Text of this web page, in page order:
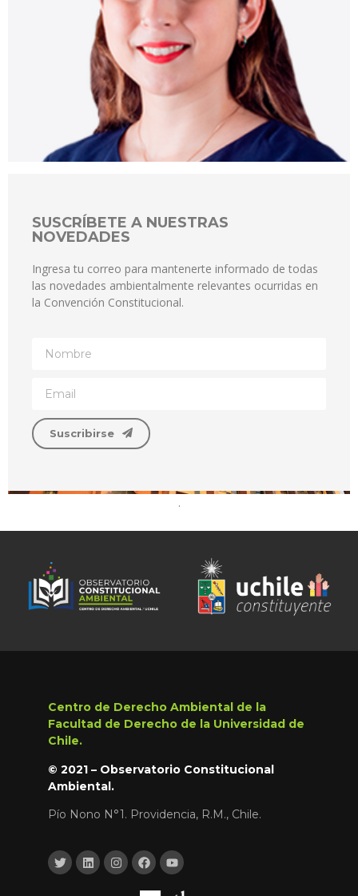
SUSCRÍBETE A NUESTRAS
NOVEDADES
Ingresa tu correo para mantenerte informado de todas
las novedades ambientalmente relevantes ocurridas en
la Convención Constitucional.
Suscribirse
.
Centro de Derecho Ambiental de la
Facultad de Derecho de la Universidad de
Chile.
© 2021 – Observatorio Constitucional
Ambiental.
Pío Nono N°1. Providencia, R.M., Chile.